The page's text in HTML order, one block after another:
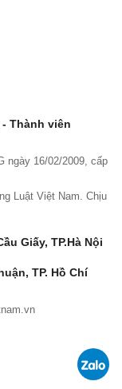
Thẻ
căn
Hộ
c
ú
Thành viên
ngày 16/02/2009, cấp
Luật Việt Nam. Chịu
Giấy, TP.Hà Nội
TP. Hồ Chí